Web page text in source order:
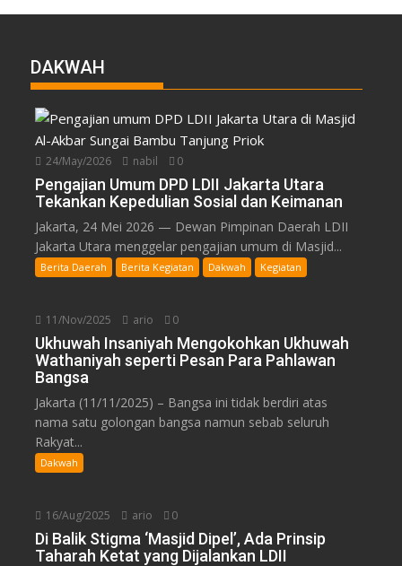
DAKWAH
24/May/2026 nabil 0
Pengajian Umum DPD LDII Jakarta Utara
Tekankan Kepedulian Sosial dan Keimanan
Jakarta, 24 Mei 2026 — Dewan Pimpinan Daerah LDII
Jakarta Utara menggelar pengajian umum di Masjid...
Berita Daerah Berita Kegiatan Dakwah Kegiatan
11/Nov/2025 ario 0
Ukhuwah Insaniyah Mengokohkan Ukhuwah
Wathaniyah seperti Pesan Para Pahlawan
Bangsa
Jakarta (11/11/2025) – Bangsa ini tidak berdiri atas
nama satu golongan bangsa namun sebab seluruh
Rakyat...
Dakwah
16/Aug/2025 ario 0
Di Balik Stigma ‘Masjid Dipel’, Ada Prinsip
Taharah Ketat yang Dijalankan LDII